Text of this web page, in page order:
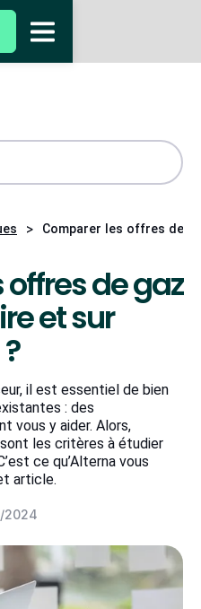
> Comparer les offres de
de gaz
et sur
il est essentiel de bien
: des
vous y aider. Alors,
les critères à étudier
ce qu’Alterna vous
article.
2024